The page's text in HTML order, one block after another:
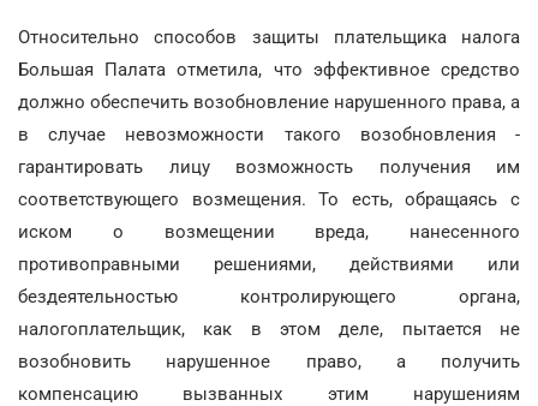
Относительно способов защиты плательщика налога
Большая Палата отметила, что эффективное средство
должно обеспечить возобновление нарушенного права, а
в случае невозможности такого возобновления -
гарантировать лицу возможность получения им
соответствующего возмещения. То есть, обращаясь с
иском о возмещении вреда, нанесенного
противоправными решениями, действиями или
бездеятельностью контролирующего органа,
налогоплательщик, как в этом деле, пытается не
возобновить нарушенное право, а получить
компенсацию вызванных этим нарушениям